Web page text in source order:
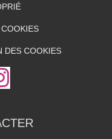
DES COOKIES